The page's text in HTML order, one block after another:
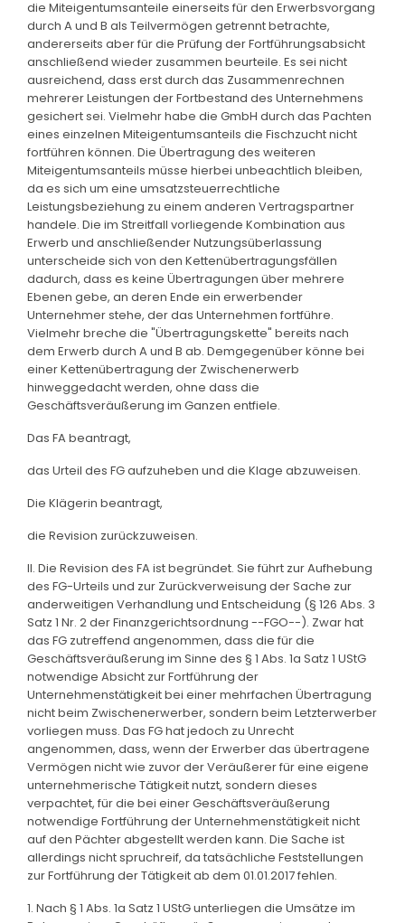
die Miteigentumsanteile einerseits für den Erwerbsvorgang
durch A und B als Teilvermögen getrennt betrachte,
andererseits aber für die Prüfung der Fortführungsabsicht
anschließend wieder zusammen beurteile. Es sei nicht
ausreichend, dass erst durch das Zusammenrechnen
mehrerer Leistungen der Fortbestand des Unternehmens
gesichert sei. Vielmehr habe die GmbH durch das Pachten
eines einzelnen Miteigentumsanteils die Fischzucht nicht
fortführen können. Die Übertragung des weiteren
Miteigentumsanteils müsse hierbei unbeachtlich bleiben,
da es sich um eine umsatzsteuerrechtliche
Leistungsbeziehung zu einem anderen Vertragspartner
handele. Die im Streitfall vorliegende Kombination aus
Erwerb und anschließender Nutzungsüberlassung
unterscheide sich von den Kettenübertragungsfällen
dadurch, dass es keine Übertragungen über mehrere
Ebenen gebe, an deren Ende ein erwerbender
Unternehmer stehe, der das Unternehmen fortführe.
Vielmehr breche die "Übertragungskette" bereits nach
dem Erwerb durch A und B ab. Demgegenüber könne bei
einer Kettenübertragung der Zwischenerwerb
hinweggedacht werden, ohne dass die
Geschäftsveräußerung im Ganzen entfiele.
Das FA beantragt,
das Urteil des FG aufzuheben und die Klage abzuweisen.
Die Klägerin beantragt,
die Revision zurückzuweisen.
II. Die Revision des FA ist begründet. Sie führt zur Aufhebung
des FG-Urteils und zur Zurückverweisung der Sache zur
anderweitigen Verhandlung und Entscheidung (§ 126 Abs. 3
Satz 1 Nr. 2 der Finanzgerichtsordnung --FGO--). Zwar hat
das FG zutreffend angenommen, dass die für die
Geschäftsveräußerung im Sinne des § 1 Abs. 1a Satz 1 UStG
notwendige Absicht zur Fortführung der
Unternehmenstätigkeit bei einer mehrfachen Übertragung
nicht beim Zwischenerwerber, sondern beim Letzterwerber
vorliegen muss. Das FG hat jedoch zu Unrecht
angenommen, dass, wenn der Erwerber das übertragene
Vermögen nicht wie zuvor der Veräußerer für eine eigene
unternehmerische Tätigkeit nutzt, sondern dieses
verpachtet, für die bei einer Geschäftsveräußerung
notwendige Fortführung der Unternehmenstätigkeit nicht
auf den Pächter abgestellt werden kann. Die Sache ist
allerdings nicht spruchreif, da tatsächliche Feststellungen
zur Fortführung der Tätigkeit ab dem 01.01.2017 fehlen.
1. Nach § 1 Abs. 1a Satz 1 UStG unterliegen die Umsätze im